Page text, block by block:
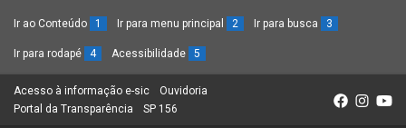
Ir ao Conteúdo 1 Ir para menu principal 2 Ir para busca 3
Ir para rodapé 4 Acessibilidade 5
Acesso à informação e-sic (Link
para
Ouvidoria
Portal da Transparência (Link
SP 156